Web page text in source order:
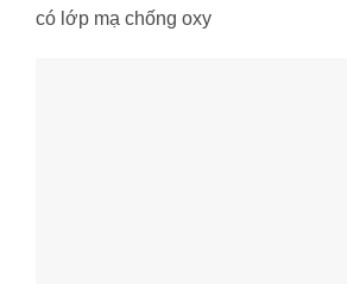
có lớp mạ chống oxy